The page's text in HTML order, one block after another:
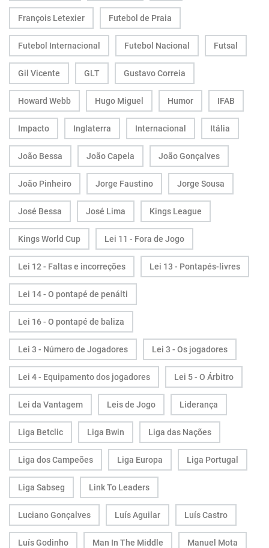
François Letexier Futebol de Praia
Futebol Internacional Futebol Nacional Futsal
Gil Vicente GLT Gustavo Correia
Howard Webb Hugo Miguel Humor IFAB
Impacto Inglaterra Internacional Itália
João Bessa João Capela João Gonçalves
João Pinheiro Jorge Faustino Jorge Sousa
José Bessa José Lima Kings League
Kings World Cup Lei 11 - Fora de Jogo
Lei 12 - Faltas e incorreções Lei 13 - Pontapés-livres
Lei 14 - O pontapé de penálti
Lei 16 - O pontapé de baliza
Lei 3 - Número de Jogadores Lei 3 - Os jogadores
Lei 4 - Equipamento dos jogadores Lei 5 - O Árbitro
Lei da Vantagem Leis de Jogo Liderança
Liga Betclic Liga Bwin Liga das Nações
Liga dos Campeões Liga Europa Liga Portugal
Liga Sabseg Link To Leaders
Luciano Gonçalves Luís Aguilar Luís Castro
Luís Godinho Man In The Middle Manuel Mota